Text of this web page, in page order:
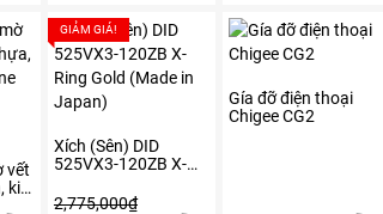
có
thể
được
chọn
trang
sản
phẩm
vết
kim
GIẢM GIÁ!
Xích (Sên) DID
525VX3-120ZB X-
Japan)
2,775,000₫
Gía đỡ điện thoại
Chigee CG2
Sản
phẩm
có
nhiều